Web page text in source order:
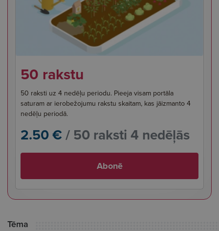
50 rakstu
50 raksti uz 4 nedēļu periodu. Pieeja visam portāla
saturam ar ierobežojumu rakstu skaitam, kas jāizmanto 4
nedēļu periodā.
2.50 €/ 50 raksti 4 nedēļās
Abonē
Tēma